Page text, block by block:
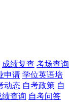
成绩复查 考场查询
申请 学位英语培
动态 自考政策 自
绩查询 自考问答